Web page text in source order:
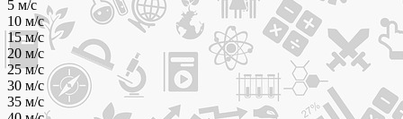
5 м/с
10 м/c
15 м/с
20 м/с
25 м/с
30 м/с
35 м/с